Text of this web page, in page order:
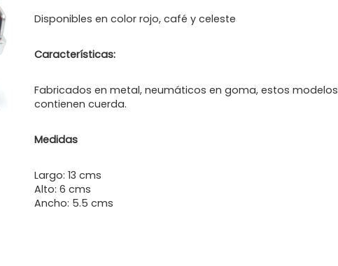
Disponibles en color rojo, café y celeste
Características:
Fabricados en metal, neumáticos en goma, estos modelos
contienen cuerda.
Medidas
Largo: 13 cms
Alto: 6 cms
Ancho: 5.5 cms